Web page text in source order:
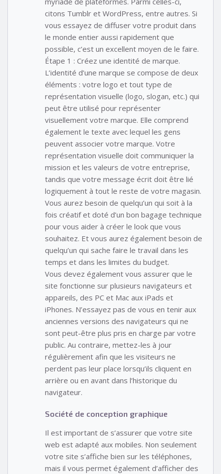
citons Tumblr et WordPress, entre autres. Si
vous essayez de diffuser votre produit dans
le monde entier aussi rapidement que
possible, c’est un excellent moyen de le faire.
Étape 1 : Créez une identité de marque.
L’identité d’une marque se compose de deux
éléments : votre logo et tout type de
représentation visuelle (logo, slogan, etc.) qui
peut être utilisé pour représenter
visuellement votre marque. Elle comprend
également le texte avec lequel les gens
peuvent associer votre marque. Votre
représentation visuelle doit communiquer la
mission et les valeurs de votre entreprise,
tandis que votre message écrit doit être lié
logiquement à tout le reste de votre magasin.
Vous aurez besoin de quelqu’un qui soit à la
fois créatif et doté d’un bon bagage technique
pour vous aider à créer le look que vous
souhaitez. Et vous aurez également besoin de
quelqu’un qui sache faire le travail dans les
temps et dans les limites du budget.
Vous devez également vous assurer que le
site fonctionne sur plusieurs navigateurs et
appareils, des PC et Mac aux iPads et
iPhones. N’essayez pas de vous en tenir aux
anciennes versions des navigateurs qui ne
sont peut-être plus pris en charge par votre
public. Au contraire, mettez-les à jour
régulièrement afin que les visiteurs ne
perdent pas leur place lorsqu’ils cliquent en
arrière ou en avant dans l’historique du
navigateur.
Société de conception graphique
Il est important de s’assurer que votre site
web est adapté aux mobiles. Non seulement
votre site s’affiche bien sur les téléphones,
mais il vous permet également d’afficher des